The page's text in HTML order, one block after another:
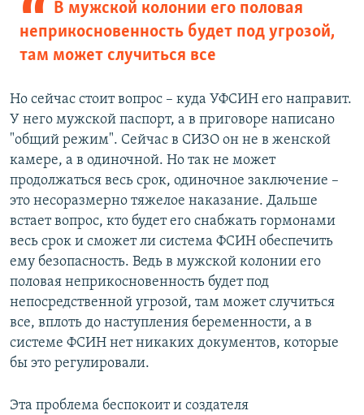
В мужской колонии его половая
неприкосновенность будет под угрозой,
там может случиться все
Но сейчас стоит вопрос – куда УФСИН его направит.
У него мужской паспорт, а в приговоре написано
"общий режим". Сейчас в СИЗО он не в женской
камере, а в одиночной. Но так не может
продолжаться весь срок, одиночное заключение –
это несоразмерно тяжелое наказание. Дальше
встает вопрос, кто будет его снабжать гормонами
весь срок и сможет ли система ФСИН обеспечить
ему безопасность. Ведь в мужской колонии его
половая неприкосновенность будет под
непосредственной угрозой, там может случиться
все, вплоть до наступления беременности, а в
системе ФСИН нет никаких документов, которые
бы это регулировали.
Эта проблема беспокоит и создателя